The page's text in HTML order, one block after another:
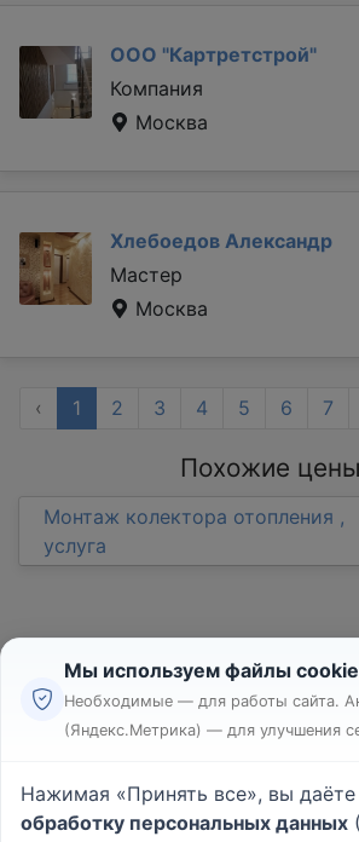
ООО "Картретстрой"
Компания
Москва
Хлебоедов Александр
Мастер
Москва
‹ 1 2 3 4 5 6 7
Похожие цены
Монтаж колектора отопления ,
услуга
Реклама
Пользовательское
Политика
Мы используем файлы
Необходимые — для работы сайта.
(Яндекс.Метрика) — для улучшения
Нажимая «Принять все», вы даёте
обработку персональных данных